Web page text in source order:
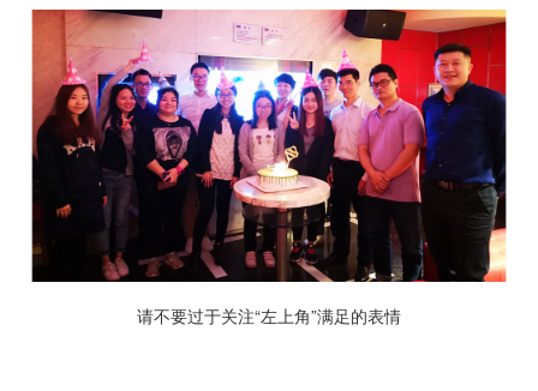
请不要过于关注“左上角”满足的表情